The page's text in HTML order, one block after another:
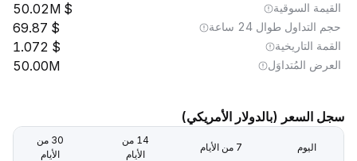
القيمة السوقية 50.02M
حجم التداول طوال 24 ساعة 69.87
القمة التاريخية 1.072
العرض المُتداوَل 50.00M
سجل السعر (بالدولار الأمريكي)
اليوم 7 من الأيام
14 من
الأيام
30 من
الأيام